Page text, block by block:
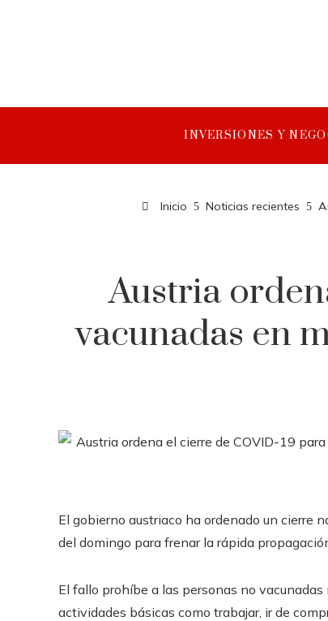
INVERSIONES Y
Inicio Noticias recientes
Austria
vacunadas en
El gobierno austriaco ha ordenado un cierre
del domingo para frenar la rápida
El fallo prohíbe a las personas no
actividades básicas como trabajar, ir de